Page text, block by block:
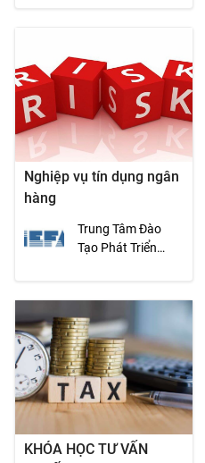
Nghiệp vụ tín dụng ngân
hàng
Trung Tâm Đào
Tạo Phát Triển
KHÓA HỌC TƯ VẤN